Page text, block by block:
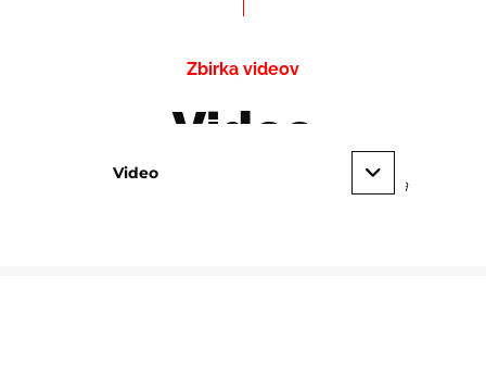
Zbirka videov
Video
További információért megtekintheti a
Video